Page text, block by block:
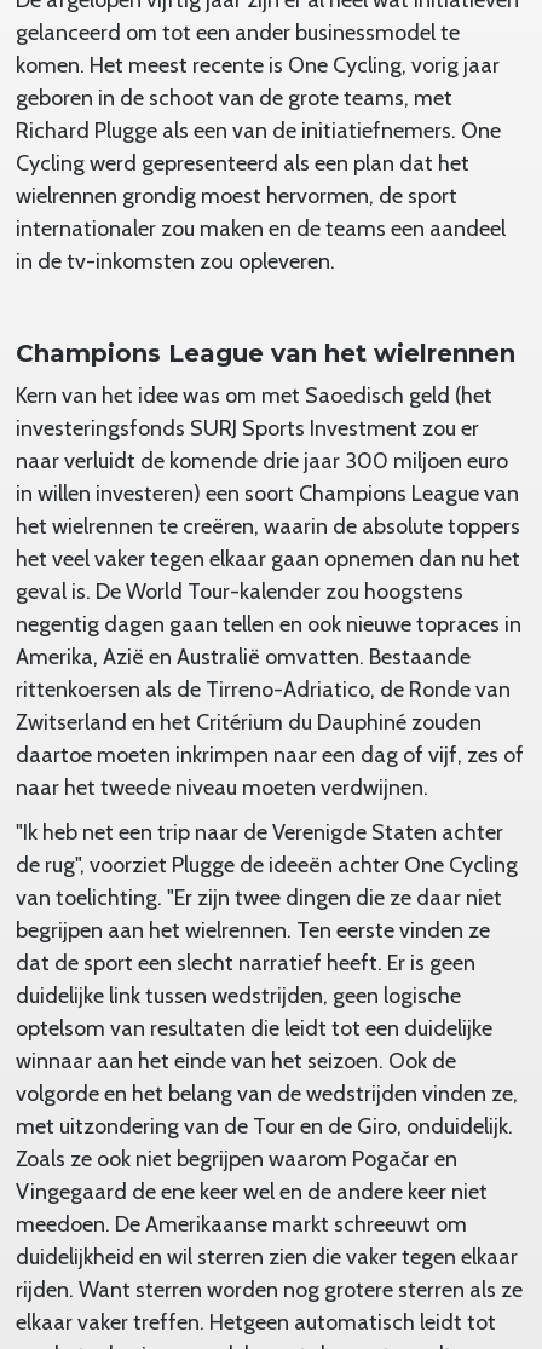
gelanceerd om tot een ander businessmodel te
komen. Het meest recente is One Cycling, vorig jaar
geboren in de schoot van de grote teams, met
Richard Plugge als een van de initiatiefnemers. One
Cycling werd gepresenteerd als een plan dat het
wielrennen grondig moest hervormen, de sport
internationaler zou maken en de teams een aandeel
in de tv-inkomsten zou opleveren.
Champions League van het wielrennen
Kern van het idee was om met Saoedisch geld (het
investeringsfonds SURJ Sports Investment zou er
naar verluidt de komende drie jaar 300 miljoen euro
in willen investeren) een soort Champions League van
het wielrennen te creëren, waarin de absolute toppers
het veel vaker tegen elkaar gaan opnemen dan nu het
geval is. De World Tour-kalender zou hoogstens
negentig dagen gaan tellen en ook nieuwe topraces in
Amerika, Azië en Australië omvatten. Bestaande
rittenkoersen als de Tirreno-Adriatico, de Ronde van
Zwitserland en het Critérium du Dauphiné zouden
daartoe moeten inkrimpen naar een dag of vijf, zes of
naar het tweede niveau moeten verdwijnen.
"Ik heb net een trip naar de Verenigde Staten achter
de rug", voorziet Plugge de ideeën achter One Cycling
van toelichting. "Er zijn twee dingen die ze daar niet
begrijpen aan het wielrennen. Ten eerste vinden ze
dat de sport een slecht narratief heeft. Er is geen
duidelijke link tussen wedstrijden, geen logische
optelsom van resultaten die leidt tot een duidelijke
winnaar aan het einde van het seizoen. Ook de
volgorde en het belang van de wedstrijden vinden ze,
met uitzondering van de Tour en de Giro, onduidelijk.
Zoals ze ook niet begrijpen waarom Pogačar en
Vingegaard de ene keer wel en de andere keer niet
meedoen. De Amerikaanse markt schreeuwt om
duidelijkheid en wil sterren zien die vaker tegen elkaar
rijden. Want sterren worden nog grotere sterren als ze
elkaar vaker treffen. Hetgeen automatisch leidt tot